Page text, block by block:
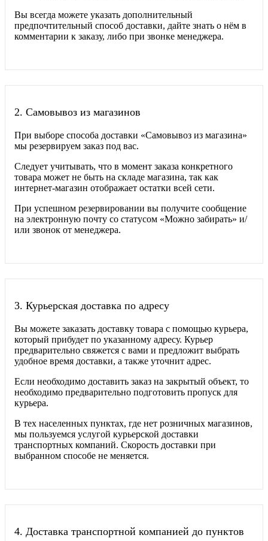
Вы всегда можете указать дополнительный
предпочтительный способ доставки, дайте знать о нём в
комментарии к заказу, либо при звонке менеджера.
2. Самовывоз из магазинов
При выборе способа доставки «Самовывоз из магазина»
мы резервируем заказ под вас.
Следует учитывать, что в момент заказа конкретного
товара может не быть на складе магазина, так как
интернет-магазин отображает остатки всей сети.
При успешном резервировании вы получите сообщение
на электронную почту со статусом «Можно забирать» и/
или звонок от менеджера.
3. Курьерская доставка по адресу
Вы можете заказать доставку товара с помощью курьера,
который прибудет по указанному адресу. Курьер
предварительно свяжется с вами и предложит выбрать
удобное время доставки, а также уточнит адрес.
Если необходимо доставить заказ на закрытый объект, то
необходимо предварительно подготовить пропуск для
курьера.
В тех населенных пунктах, где нет розничных магазинов,
мы пользуемся услугой курьерской доставки
транспортных компаний. Скорость доставки при
выбранном способе не меняется.
4. Доставка транспортной компанией до пунктов